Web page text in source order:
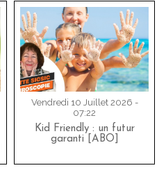
Vendredi 10 Juillet 2026 -
07:22
Kid Friendly : un futur
garanti [ABO]